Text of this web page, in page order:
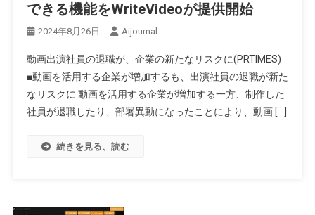
できる機能をWriteVideoが提供開始
2024年8月26日 Aijournal
動画出演社員の退職が、企業の新たなリスクに(PRTIMES)
■動画を活用する企業が増加するも、出演社員の退職が新た
なリスクに 動画を活用する企業が増加する一方、制作した
社員が退職したり、部署異動になったことにより、動画 […]
続きを見る、読む